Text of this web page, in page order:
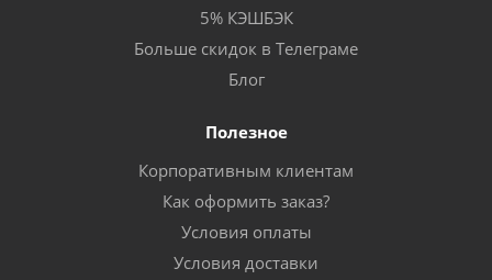
5% КЭШБЭК
Больше скидок в Телеграме
Блог
Полезное
Корпоративным клиентам
Как оформить заказ?
Условия оплаты
Условия доставки